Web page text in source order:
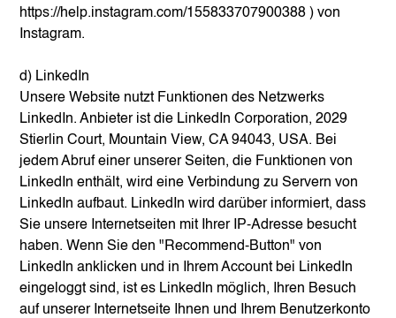
https://help.instagram.com/155833707900388 ) von
Instagram.
d) LinkedIn
Unsere Website nutzt Funktionen des Netzwerks
LinkedIn. Anbieter ist die LinkedIn Corporation, 2029
Stierlin Court, Mountain View, CA 94043, USA. Bei
jedem Abruf einer unserer Seiten, die Funktionen von
LinkedIn enthält, wird eine Verbindung zu Servern von
LinkedIn aufbaut. LinkedIn wird darüber informiert, dass
Sie unsere Internetseiten mit Ihrer IP-Adresse besucht
haben. Wenn Sie den "Recommend-Button" von
LinkedIn anklicken und in Ihrem Account bei LinkedIn
eingeloggt sind, ist es LinkedIn möglich, Ihren Besuch
auf unserer Internetseite Ihnen und Ihrem Benutzerkonto